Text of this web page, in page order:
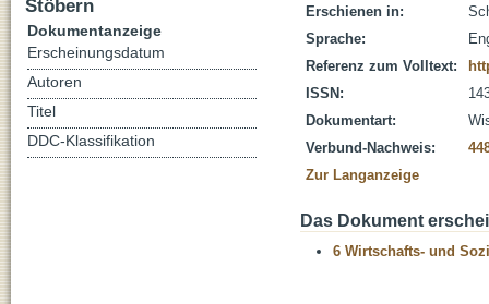
Erschienen in:
Sprache:
Referenz zum Volltext:
ISSN:
Dokumentart:
Verbund-Nachweis:
Zur Langanzeige
Das Dokument
6 Wirtschafts- und
Stöbern
Dokumentanzeige
Erscheinungsdatum
Autoren
Titel
DDC-Klassifikation